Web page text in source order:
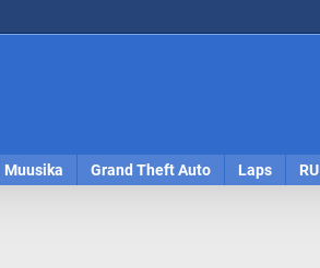
Muusika Grand Theft Auto Laps RU